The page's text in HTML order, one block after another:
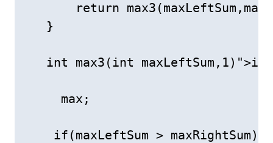
return
   }
int max3(int
     max;
    if(maxLeftSum > maxRightSum)